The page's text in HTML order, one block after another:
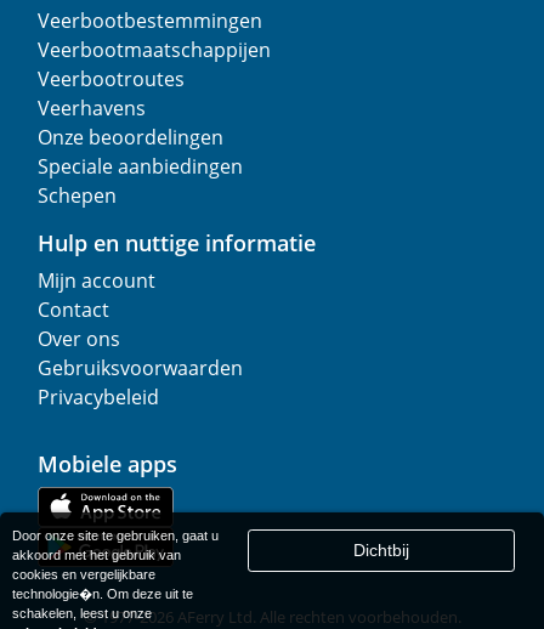
Veerbootbestemmingen
Veerbootmaatschappijen
Veerbootroutes
Veerhavens
Onze beoordelingen
Speciale aanbiedingen
Schepen
Hulp en nuttige informatie
Mijn account
Contact
Over ons
Gebruiksvoorwaarden
Privacybeleid
Mobiele apps
© 1977-2026AFerry Ltd. Alle rechten voorbehouden.
Door onze site te gebruiken, gaat u
akkoord met het gebruik van
cookies en vergelijkbare
technologie�n. Om deze uit te
schakelen, leest u onze
Dichtbij